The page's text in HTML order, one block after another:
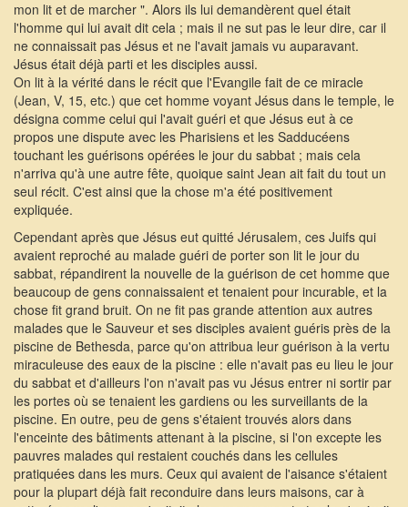
mon lit et de marcher ". Alors ils lui demandèrent quel était
l'homme qui lui avait dit cela ; mais il ne sut pas le leur dire, car il
ne connaissait pas Jésus et ne l'avait jamais vu auparavant.
Jésus était déjà parti et les disciples aussi.
On lit à la vérité dans le récit que l'Evangile fait de ce miracle
(Jean, V, 15, etc.) que cet homme voyant Jésus dans le temple, le
désigna comme celui qui l'avait guéri et que Jésus eut à ce
propos une dispute avec les Pharisiens et les Sadducéens
touchant les guérisons opérées le jour du sabbat ; mais cela
n'arriva qu'à une autre fête, quoique saint Jean ait fait du tout un
seul récit. C'est ainsi que la chose m'a été positivement
expliquée.
Cependant après que Jésus eut quitté Jérusalem, ces Juifs qui
avaient reproché au malade guéri de porter son lit le jour du
sabbat, répandirent la nouvelle de la guérison de cet homme que
beaucoup de gens connaissaient et tenaient pour incurable, et la
chose fit grand bruit. On ne fit pas grande attention aux autres
malades que le Sauveur et ses disciples avaient guéris près de la
piscine de Bethesda, parce qu'on attribua leur guérison à la vertu
miraculeuse des eaux de la piscine : elle n'avait pas eu lieu le jour
du sabbat et d'ailleurs l'on n'avait pas vu Jésus entrer ni sortir par
les portes où se tenaient les gardiens ou les surveillants de la
piscine. En outre, peu de gens s'étaient trouvés alors dans
l'enceinte des bâtiments attenant à la piscine, si l'on excepte les
pauvres malades qui restaient couchés dans les cellules
pratiquées dans les murs. Ceux qui avaient de l'aisance s'étaient
pour la plupart déjà fait reconduire dans leurs maisons, car à